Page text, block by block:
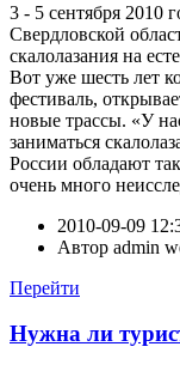
3 - 5 сентября 2010
Свердловской
скалолазания на
Вот уже шесть лет
фестиваль,
новые трассы. «У
заниматься
России обладают
очень много
2010-09-09
Автор admin
Перейти
Нужна ли